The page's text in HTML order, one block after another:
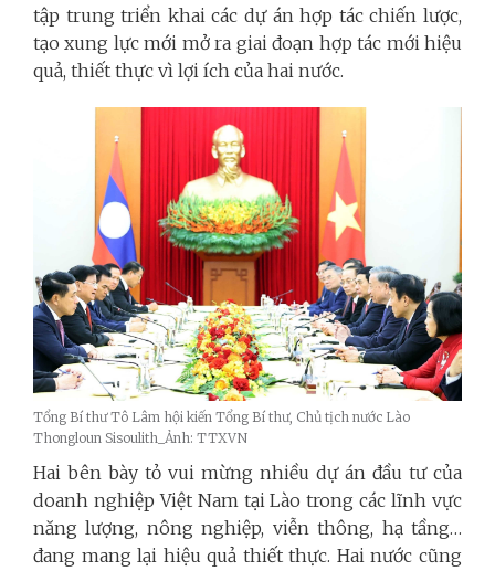
tập trung triển khai các dự án hợp tác chiến lược,
tạo xung lực mới mở ra giai đoạn hợp tác mới hiệu
quả, thiết thực vì lợi ích của hai nước.
Tổng Bí thư Tô Lâm hội kiến Tổng Bí thư, Chủ tịch nước Lào
Thongloun Sisoulith_Ảnh: TTXVN
Hai bên bày tỏ vui mừng nhiều dự án đầu tư của
doanh nghiệp Việt Nam tại Lào trong các lĩnh vực
năng lượng, nông nghiệp, viễn thông, hạ tầng…
đang mang lại hiệu quả thiết thực. Hai nước cũng